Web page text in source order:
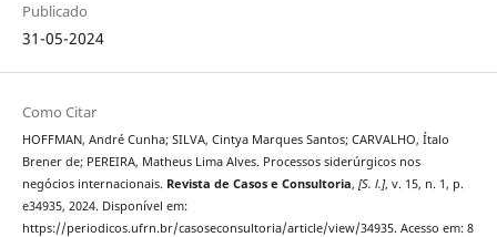
Publicado
31-05-2024
Como Citar
HOFFMAN, André Cunha; SILVA, Cintya Marques Santos; CARVALHO, Ítalo
Brener de; PEREIRA, Matheus Lima Alves. Processos siderúrgicos nos
negócios internacionais. Revista de Casos e Consultoria, [S. l.], v. 15, n. 1, p.
e34935, 2024. Disponível em:
https://periodicos.ufrn.br/casoseconsultoria/article/view/34935. Acesso em: 8